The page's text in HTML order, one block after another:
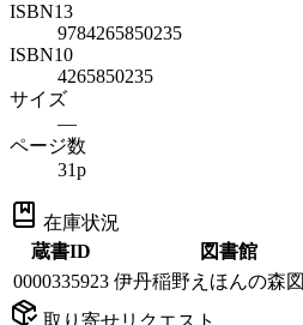
ISBN13
9784265850235
ISBN10
4265850235
サイズ
—
ページ数
31p
在庫状況
蔵書ID
図書館
0000335923 伊丹稲野えほんの森
取り寄せリクエスト